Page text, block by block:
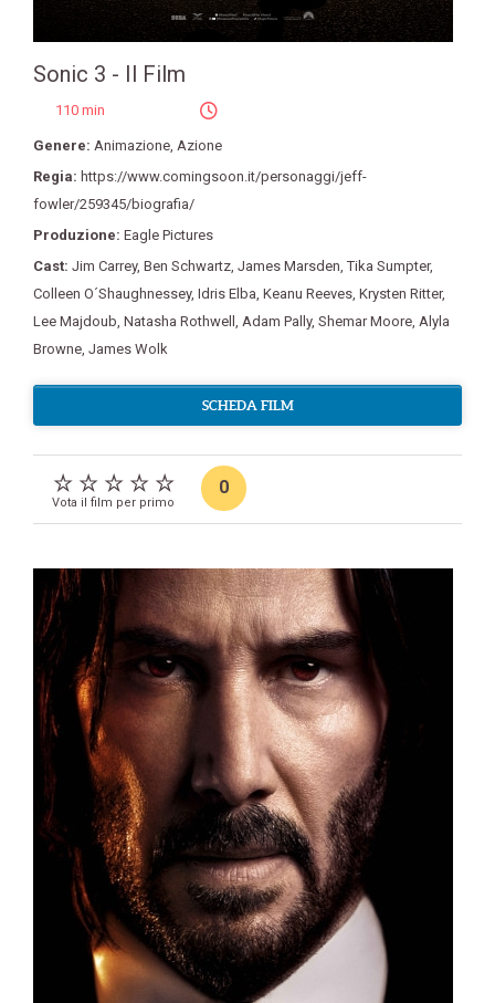
Sonic 3 - Il Film
110 min
Genere: Animazione, Azione
Regia: https://www.comingsoon.it/personaggi/jeff-
fowler/259345/biografia/
Produzione: Eagle Pictures
Cast: Jim Carrey, Ben Schwartz, James Marsden,Tika Sumpter,
Colleen O´Shaughnessey, Idris Elba, Keanu Reeves, Krysten Ritter,
Lee Majdoub, Natasha Rothwell , Adam Pally, Shemar Moore, Alyla
Browne, James Wolk
SCHEDA FILM
Vota il film per primo
0